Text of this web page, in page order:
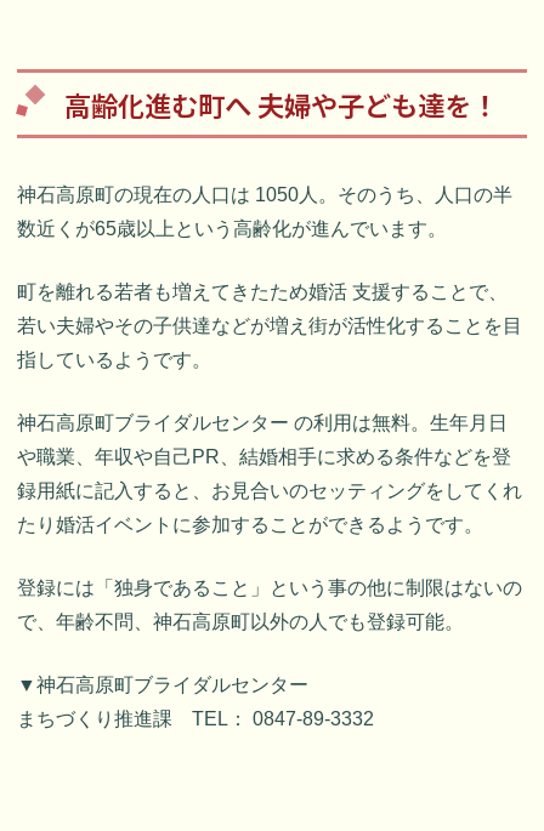
高齢化進む町へ 夫婦や子ども達を！
神石高原町の現在の人口は 1050人。そのうち、人口の半
数近くが65歳以上という高齢化が進んでいます。
町を離れる若者も増えてきたため婚活 支援することで、
若い夫婦やその子供達などが増え街が活性化することを目
指しているようです。
神石高原町ブライダルセンター の利用は無料。生年月日
や職業、年収や自己PR、結婚相手に求める条件などを登
録用紙に記入すると、お見合いのセッティングをしてくれ
たり婚活イベントに参加することができるようです。
登録には「独身であること」という事の他に制限はないの
で、年齢不問、神石高原町以外の人でも登録可能。
▼神石高原町ブライダルセンター
まちづくり推進課 TEL： 0847-89-3332